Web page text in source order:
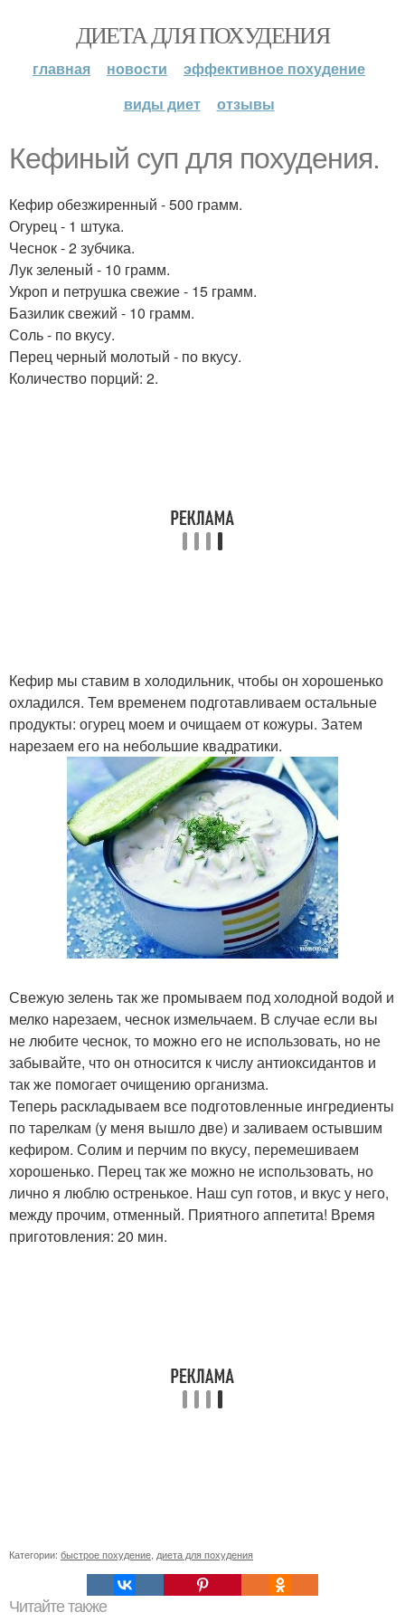
ДИЕТА ДЛЯ ПОХУДЕНИЯ
главная новости
эффективное похудение
виды диет
отзывы
Кефиный суп для похудения.
Кефир обезжиренный - 500 грамм.
Огурец - 1 штука.
Чеснок - 2 зубчика.
Лук зеленый - 10 грамм.
Укроп и петрушка свежие - 15 грамм.
Базилик свежий - 10 грамм.
Соль - по вкусу.
Перец черный молотый - по вкусу.
Количество порций: 2.
Кефир мы ставим в холодильник, чтобы он хорошенько
охладился. Тем временем подготавливаем остальные
продукты: огурец моем и очищаем от кожуры. Затем
нарезаем его на небольшие квадратики.
Свежую зелень так же промываем под холодной водой и
мелко нарезаем, чеснок измельчаем. В случае если вы
не любите чеснок, то можно его не использовать, но не
забывайте, что он относится к числу антиоксидантов и
так же помогает очищению организма.
Теперь раскладываем все подготовленные ингредиенты
по тарелкам (у меня вышло две) и заливаем остывшим
кефиром. Солим и перчим по вкусу, перемешиваем
хорошенько. Перец так же можно не использовать, но
лично я люблю остренькое. Наш суп готов, и вкус у него,
между прочим, отменный. Приятного аппетита! Время
приготовления: 20 мин.
Категории: быстрое похудение диета для похудения
Читайте также